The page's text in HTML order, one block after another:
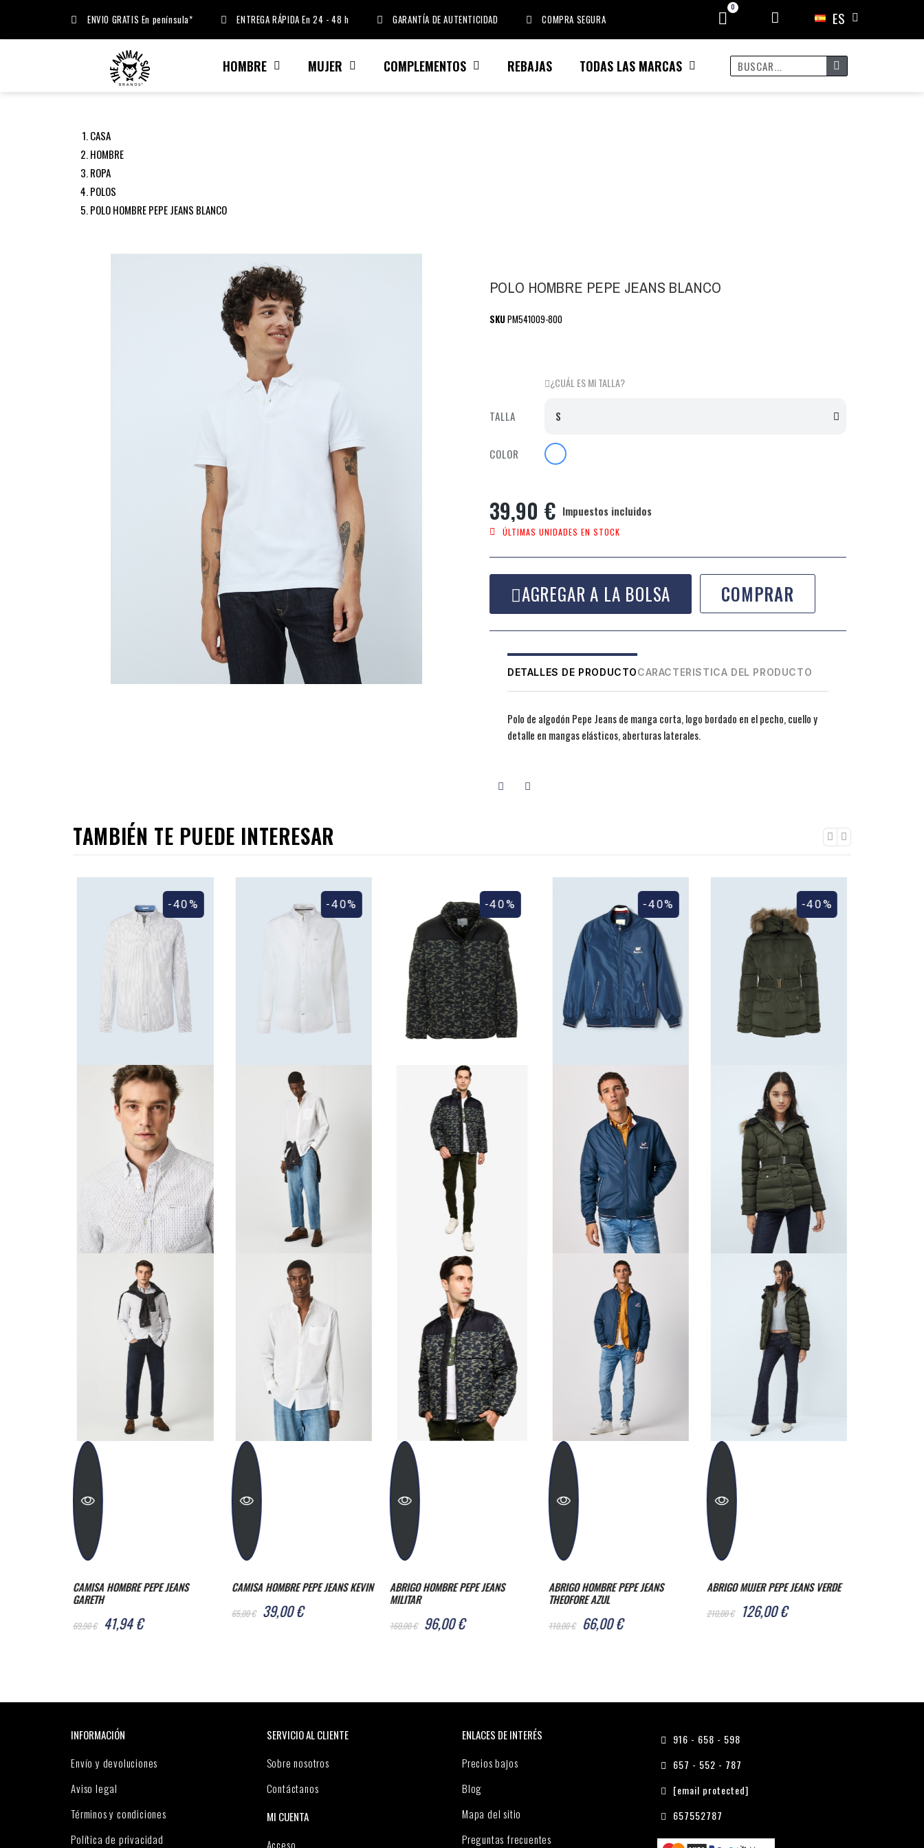
ENVIO GRATIS En península* ENTREGA RÁPIDA En 24 - 48 h GARANTÍA DE AUTENTICIDAD COMPRA SEGURA ES
HOMBRE MUJER COMPLEMENTOS REBAJAS TODAS LAS MARCAS
CASA
HOMBRE
ROPA
POLOS
POLO HOMBRE PEPE JEANS BLANCO
POLO HOMBRE PEPE JEANS BLANCO
SKUPM541009-800
¿CUÁL ES MI TALLA?
TALLA
COLOR
39,90 € Impuestos incluidos
ÚLTIMAS UNIDADES EN STOCK
AGREGAR A LA BOLSA COMPRAR
DETALLES DE PRODUCTOCARACTERISTICA DEL PRODUCTO
Polo de algodón Pepe Jeans de manga corta, logo bordado en el pecho, cuello y
detalle en mangas elásticos, aberturas laterales.
TAMBIÉN TE PUEDE INTERESAR
CAMISA HOMBRE PEPE JEANS KEVIN
-40%
ABRIGO HOMBRE PEPE JEANS
96,00 €
-40%
ABRIGO HOMBRE PEPE JEANS
THEOFORE AZUL
110,00 € 66,00 €
-40%
ABRIGO MUJER PEPE JEANS VERDE
126,00 €
-40%
ABRIGO PEPE JEANS HEINRICH
72,00 €
-40%
INFORMACIÓN
Envío y devoluciones
Aviso legal
Términos y condiciones
Política de privacidad
SERVICIO AL CLIENTE
Sobre nosotros
Contáctanos
MI CUENTA
Acceso
ENLACES DE INTERÉS
Precios bajos
Blog
Mapa del sitio
Preguntas frecuentes
916 - 658 - 598
657 - 552 - 787
[email protected]
657552787